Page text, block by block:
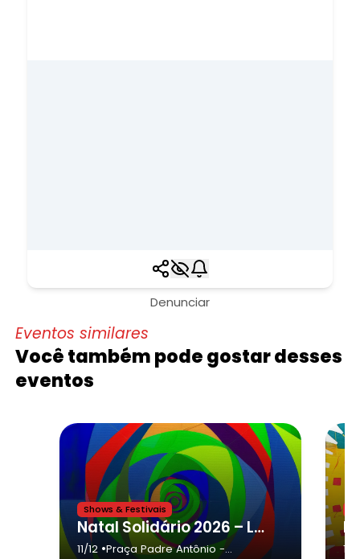
Denunciar
Eventos similares
Você também pode gostar desses
eventos
Shows & Festivais
Natal Solidário 2026 – Luzes e Canções de Miguelópolis,
11/12 •Praça Padre Antônio -
10/